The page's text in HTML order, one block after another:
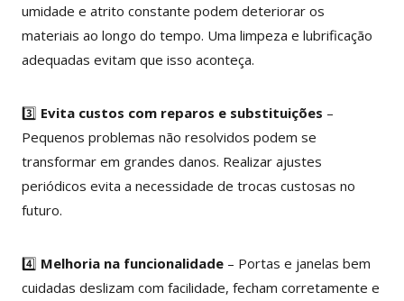
umidade e atrito constante podem deteriorar os
materiais ao longo do tempo. Uma limpeza e lubrificação
adequadas evitam que isso aconteça.
3️⃣ Evita custos com reparos e substituições –
Pequenos problemas não resolvidos podem se
transformar em grandes danos. Realizar ajustes
periódicos evita a necessidade de trocas custosas no
futuro.
4️⃣ Melhoria na funcionalidade – Portas e janelas bem
cuidadas deslizam com facilidade, fecham corretamente e